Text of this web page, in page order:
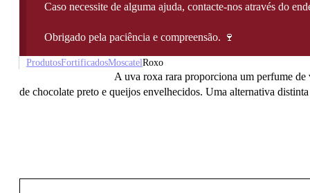
Caso necessite de alguma ajuda, contacte-nos através do
Obrigado pela paciência e compreensão. 🍷
ProdutosFortificadosMoscatelRoxo
A uva roxa rara proporciona um perfume
de chocolate preto e queijos envelhecidos. Uma alternativa